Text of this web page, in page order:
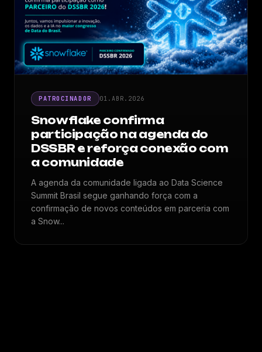
PATROCINADOR 01.ABR.2026
Snowflake confirma
participação na agenda do
DSSBR e reforça conexão com
a comunidade
A agenda da comunidade ligada ao Data Science
Summit Brasil segue ganhando força com a
confirmação de novos conteúdos em parceria com
a Snow...